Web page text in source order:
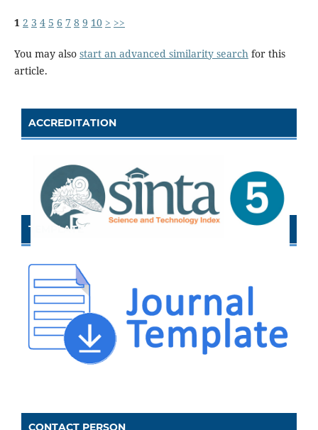
1 2 3 4 5 6 7 8 9 10 > >>
You may also start an advanced similarity search for this
article.
ACCREDITATION
TEMPLATE